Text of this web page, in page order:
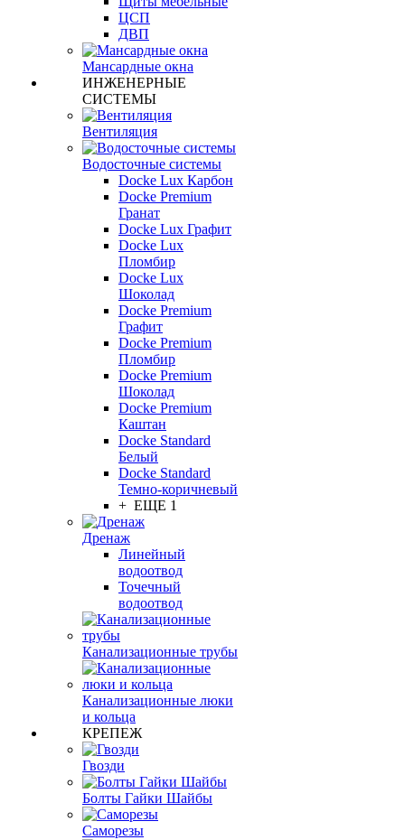
ЦСП
ДВП
Мансардные окна
ИНЖЕНЕРНЫЕ
СИСТЕМЫ
Вентиляция
Водосточные системы
Docke Lux Карбон
Docke Premium
Гранат
Docke Lux Графит
Docke Lux
Пломбир
Docke Lux
Шоколад
Docke Premium
Графит
Docke Premium
Пломбир
Docke Premium
Шоколад
Docke Premium
Каштан
Docke Standard
Белый
Docke Standard
Темно-коричневый
+ ЕЩЕ 1
Дренаж
Линейный
водоотвод
Точечный
водоотвод
Канализационные трубы
Канализационные люки
и кольца
КРЕПЕЖ
Гвозди
Болты Гайки Шайбы
Саморезы